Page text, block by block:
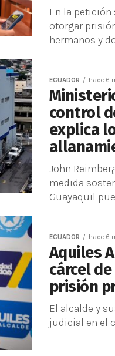
En la petición
otorgar
hermanos y
ECUADOR hace 6
control
explica
John
medida
Guayaquil
ECUADOR hace 6
Aquiles
cárcel
prisión
El alcalde y
judicial en el